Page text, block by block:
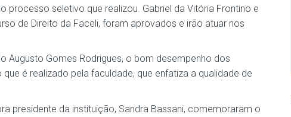
processo seletivo que realizou. Gabriel da Vitória Frontino e
de Direito da Faceli, foram aprovados e irão atuar nos
Augusto Gomes Rodrigues, o bom desempenho dos
é realizado pela faculdade, que enfatiza a qualidade de
presidente da instituição, Sandra Bassani, comemoraram o